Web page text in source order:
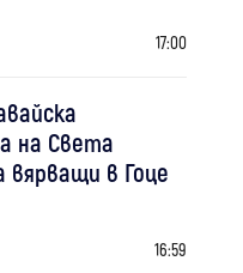
17:00
на Света
вярващи в Гоце
16:59